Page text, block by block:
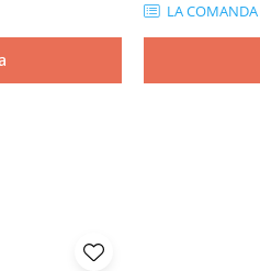
LA COMANDA